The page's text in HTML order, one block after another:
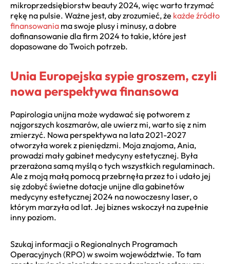
mikroprzedsiębiorstw beauty 2024, więc warto trzymać
rękę na pulsie. Ważne jest, aby zrozumieć, że każde źródło
finansowania ma swoje plusy i minusy, a dobre
dofinansowanie dla firm 2024 to takie, które jest
dopasowane do Twoich potrzeb.
Unia Europejska sypie groszem, czyli
nowa perspektywa finansowa
Papirologia unijna może wydawać się potworem z
najgorszych koszmarów, ale uwierz mi, warto się z nim
zmierzyć. Nowa perspektywa na lata 2021-2027
otworzyła worek z pieniędzmi. Moja znajoma, Ania,
prowadzi mały gabinet medycyny estetycznej. Była
przerażona samą myślą o tych wszystkich regulaminach.
Ale z moją małą pomocą przebrnęła przez to i udało jej
się zdobyć świetne dotacje unijne dla gabinetów
medycyny estetycznej 2024 na nowoczesny laser, o
którym marzyła od lat. Jej biznes wskoczył na zupełnie
inny poziom.
Szukaj informacji o Regionalnych Programach
Operacyjnych (RPO) w swoim województwie. To tam